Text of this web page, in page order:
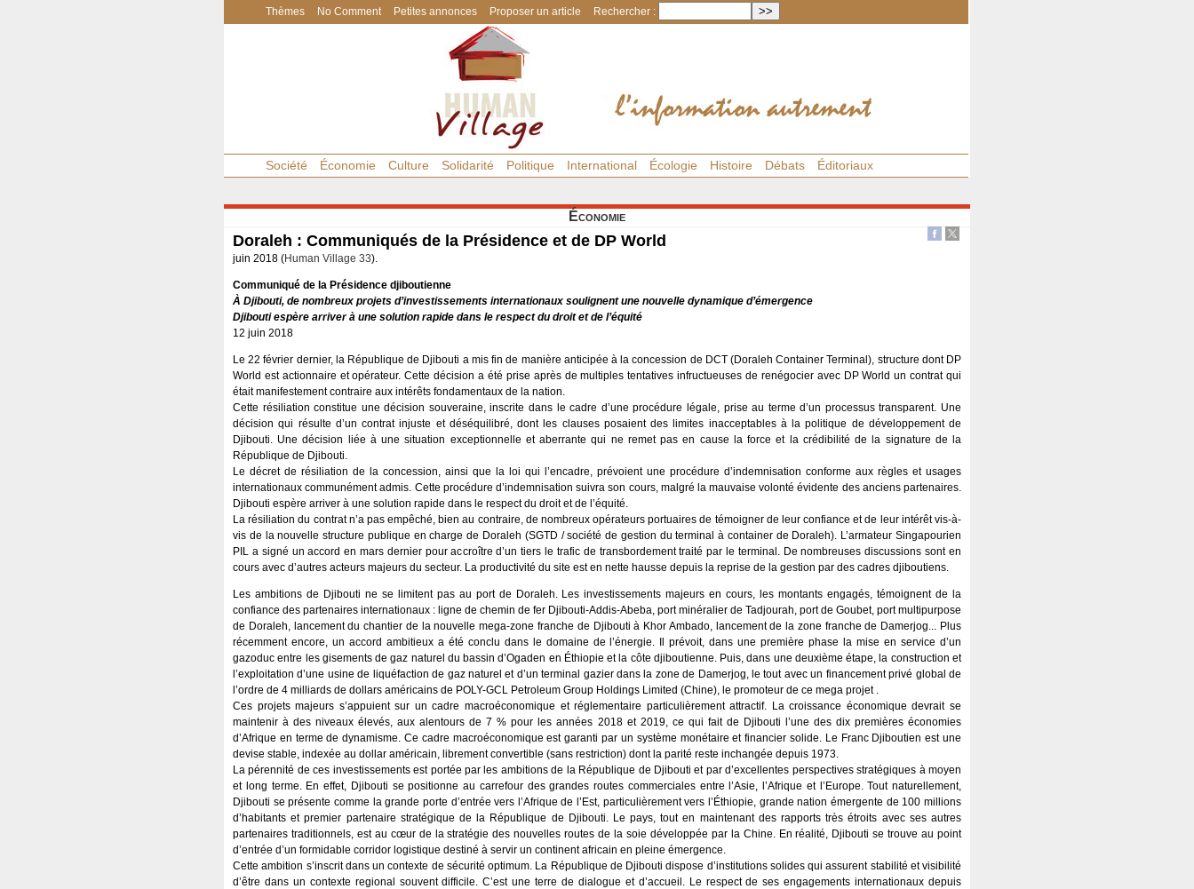
Thèmes No Comment Petites annonces Proposer un article Rechercher :
Société Économie Culture Solidarité Politique International Écologie Histoire Débats Éditoriaux
Économie
Doraleh : Communiqués de la Présidence et de DP World
juin 2018 (Human Village 33).
Communiqué de la Présidence djiboutienne
À Djibouti, de nombreux projets d’investissements internationaux soulignent une nouvelle dynamique d’émergence
Djibouti espère arriver à une solution rapide dans le respect du droit et de l’équité
12 juin 2018
Le 22 février dernier, la République de Djibouti a mis fin de manière anticipée à la concession de DCT (Doraleh Container Terminal), structure dont DP
World est actionnaire et opérateur. Cette décision a été prise après de multiples tentatives infructueuses de renégocier avec DP World un contrat qui
était manifestement contraire aux intérêts fondamentaux de la nation.
Cette résiliation constitue une décision souveraine, inscrite dans le cadre d’une procédure légale, prise au terme d’un processus transparent. Une
décision qui résulte d’un contrat injuste et déséquilibré, dont les clauses posaient des limites inacceptables à la politique de développement de
Djibouti. Une décision liée à une situation exceptionnelle et aberrante qui ne remet pas en cause la force et la crédibilité de la signature de la
République de Djibouti.
Le décret de résiliation de la concession, ainsi que la loi qui l’encadre, prévoient une procédure d’indemnisation conforme aux règles et usages
internationaux communément admis. Cette procédure d’indemnisation suivra son cours, malgré la mauvaise volonté évidente des anciens partenaires.
Djibouti espère arriver à une solution rapide dans le respect du droit et de l’équité.
La résiliation du contrat n’a pas empêché, bien au contraire, de nombreux opérateurs portuaires de témoigner de leur confiance et de leur intérêt vis-à-
vis de la nouvelle structure publique en charge de Doraleh (SGTD / société de gestion du terminal à container de Doraleh). L’armateur Singapourien
PIL a signé un accord en mars dernier pour accroître d’un tiers le trafic de transbordement traité par le terminal. De nombreuses discussions sont en
cours avec d’autres acteurs majeurs du secteur. La productivité du site est en nette hausse depuis la reprise de la gestion par des cadres djiboutiens.
Les ambitions de Djibouti ne se limitent pas au port de Doraleh. Les investissements majeurs en cours, les montants engagés, témoignent de la
confiance des partenaires internationaux : ligne de chemin de fer Djibouti-Addis-Abeba, port minéralier de Tadjourah, port de Goubet, port multipurpose
de Doraleh, lancement du chantier de la nouvelle mega-zone franche de Djibouti à Khor Ambado, lancement de la zone franche de Damerjog... Plus
récemment encore, un accord ambitieux a été conclu dans le domaine de l’énergie. Il prévoit, dans une première phase la mise en service d’un
gazoduc entre les gisements de gaz naturel du bassin d’Ogaden en Éthiopie et la côte djiboutienne. Puis, dans une deuxième étape, la construction et
l’exploitation d’une usine de liquéfaction de gaz naturel et d’un terminal gazier dans la zone de Damerjog, le tout avec un financement privé global de
l’ordre de 4 milliards de dollars américains de POLY-GCL Petroleum Group Holdings Limited (Chine), le promoteur de ce mega projet .
Ces projets majeurs s’appuient sur un cadre macroéconomique et réglementaire particulièrement attractif. La croissance économique devrait se
maintenir à des niveaux élevés, aux alentours de 7 % pour les années 2018 et 2019, ce qui fait de Djibouti l’une des dix premières économies
d’Afrique en terme de dynamisme. Ce cadre macroéconomique est garanti par un système monétaire et financier solide. Le Franc Djiboutien est une
devise stable, indexée au dollar américain, librement convertible (sans restriction) dont la parité reste inchangée depuis 1973.
La pérennité de ces investissements est portée par les ambitions de la République de Djibouti et par d’excellentes perspectives stratégiques à moyen
et long terme. En effet, Djibouti se positionne au carrefour des grandes routes commerciales entre l’Asie, l’Afrique et l’Europe. Tout naturellement,
Djibouti se présente comme la grande porte d’entrée vers l’Afrique de l’Est, particulièrement vers l’Éthiopie, grande nation émergente de 100 millions
d’habitants et premier partenaire stratégique de la République de Djibouti. Le pays, tout en maintenant des rapports très étroits avec ses autres
partenaires traditionnels, est au cœur de la stratégie des nouvelles routes de la soie développée par la Chine. En réalité, Djibouti se trouve au point
d’entrée d’un formidable corridor logistique destiné à servir un continent africain en pleine émergence.
Cette ambition s’inscrit dans un contexte de sécurité optimum. La République de Djibouti dispose d’institutions solides qui assurent stabilité et visibilité
d’être dans un contexte regional souvent difficile. C’est une terre de dialogue et d’accueil. Le respect de ses engagements internationaux depuis